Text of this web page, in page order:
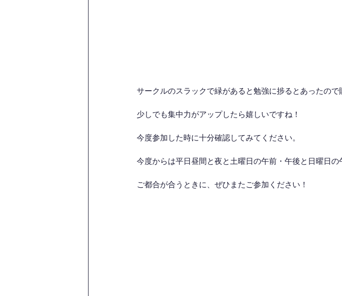
サークルのスラックで緑があると勉強に捗るとあったので
少しでも集中力がアップしたら嬉しいですね！
今度参加した時に十分確認してみてください。
今度からは平日昼間と夜と土曜日の午前・午後と日曜日の
ご都合が合うときに、ぜひまたご参加ください！